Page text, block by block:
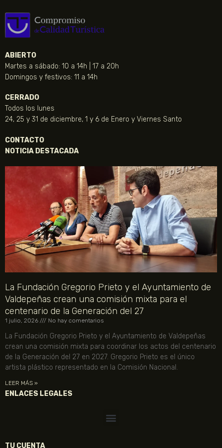
ABIERTO
Martes a sábado: 10 a 14h | 17 a 20h
Domingos y festivos: 11 a 14h
CERRADO
Todos los lunes
24, 25 y 31 de diciembre, 1 y 6 de Enero y Viernes Santo
CONTACTO
NOTICIA DESTACADA
La Fundación Gregorio Prieto y el Ayuntamiento de
Valdepeñas crean una comisión mixta para el
centenario de la Generación del 27
1 julio, 2026 No hay comentarios
La Fundación Gregorio Prieto y el Ayuntamiento de Valdepeñas
crean una comisión mixta para coordinar los actos del centenario
de la Generación del 27 en 2027. Gregorio Prieto es el único
artista plástico representado en la Comisión Nacional.
LEER MÁS »
ENLACES LEGALES
TU CUENTA